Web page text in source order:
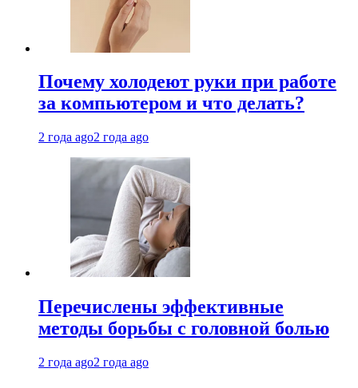
Почему холодеют руки при работе
за компьютером и что делать?
2 года ago2 года ago
Перечислены эффективные
методы борьбы с головной болью
2 года ago2 года ago